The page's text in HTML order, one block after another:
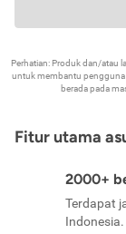
Perhatian: Produk dan/atau
untuk membantu pengguna
berada pada
Fitur utama
2000+
Terdapat
Indonesia.